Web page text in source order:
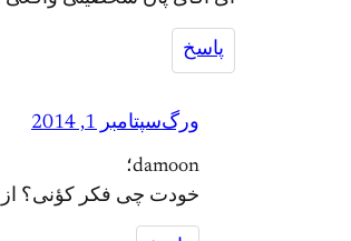
پاسخ
ورگسپتامبر 1, 2014
damoon؛
خودت چی فکر کؤنی؟